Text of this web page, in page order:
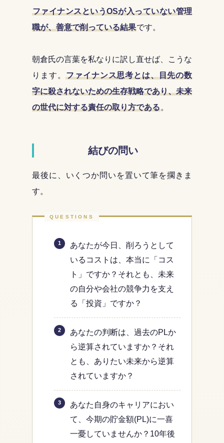
ファイナンスというOSが入っていない管理
職が、善意で削っている結果です。
朝倉氏の言葉を私なりに訳し直せば、こうな
ります。ファイナンス思考とは、目先の数
字に殺されないための生存戦略であり、未来
の世代に対する責任の取り方である。
結びの問い
最後に、いくつか問いを置いて筆を擱きま
す。
あなたが今日、削ろうとして
いるコストは、本当に「コス
ト」ですか？それとも、未来
の自分や会社の競争力を支え
る「投資」ですか？
あなたの判断は、過去のPLか
ら逆算されていますか？それ
とも、ありたい未来から逆算
されていますか？
あなた自身のキャリアにおい
て、今期の貯金額(PL)に一喜
一憂していませんか？10年後